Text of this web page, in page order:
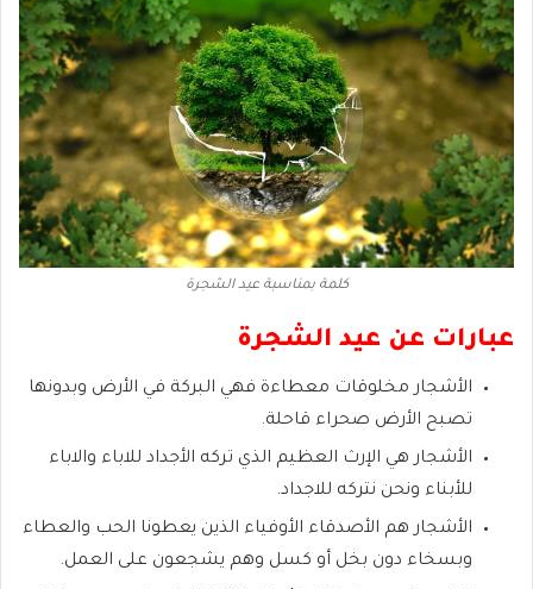
كلمة بمناسبة عيد الشجرة
عبارات عن عيد الشجرة
الأشجار مخلوقات معطاءة فهي البركة في الأرض وبدونها
تصبح الأرض صحراء قاحلة.
الأشجار هي الإرث العظيم الذي تركه الأجداد للاباء والاباء
للأبناء ونحن نتركه للاجداد.
الأشجار هم الأصدقاء الأوفياء الذين يعطونا الحب والعطاء
وبسخاء دون بخل أو كسل وهم يشجعون على العمل.